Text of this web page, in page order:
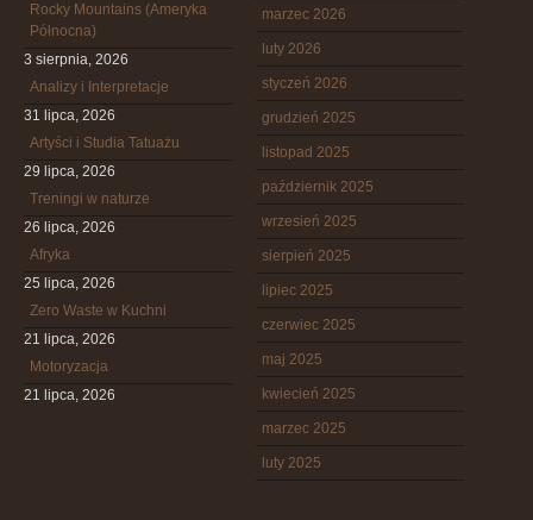
Rocky Mountains (Ameryka
Północna)
3 sierpnia, 2026
Analizy i Interpretacje
31 lipca, 2026
Artyści i Studia Tatuażu
29 lipca, 2026
Treningi w naturze
26 lipca, 2026
Afryka
25 lipca, 2026
Zero Waste w Kuchni
21 lipca, 2026
Motoryzacja
21 lipca, 2026
marzec 2026
luty 2026
styczeń 2026
grudzień 2025
listopad 2025
październik 2025
wrzesień 2025
sierpień 2025
lipiec 2025
czerwiec 2025
maj 2025
kwiecień 2025
marzec 2025
luty 2025